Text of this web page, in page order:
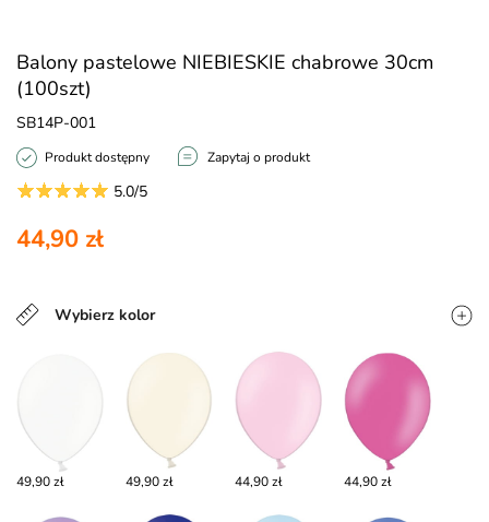
Balony pastelowe NIEBIESKIE chabrowe 30cm
(100szt)
SB14P-001
Produkt dostępny Zapytaj o produkt
5.0/5
44,90 zł
Wybierz kolor
49,90 zł 49,90 zł 44,90 zł 44,90 zł